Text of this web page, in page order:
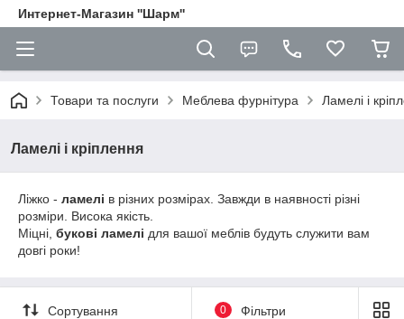
Интернет-Магазин ''Шарм''
Товари та послуги Меблева фурнітура Ламелі і
Ламелі і кріплення
Ліжко - ламелі в різних розмірах. Завжди в наявності різні
розміри. Висока якість.
Міцні, букові ламелі для вашої меблів будуть служити вам
довгі роки!
Сортування 0 Фільтри